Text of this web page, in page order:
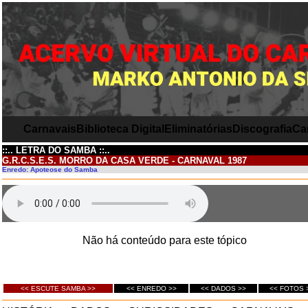
Carnavais Biblioteca Digital Eliminatórias Discografia
::.. LETRA DO SAMBA ::..
G.R.C.S.E.S. MORRO DA CASA VERDE - CARNAVAL 1987
Enredo: Apoteose do Samba
Não há conteúdo para este tópico
<< ESCUTE SAMBA >> << ENREDO >> << DADOS >> << FOTOS